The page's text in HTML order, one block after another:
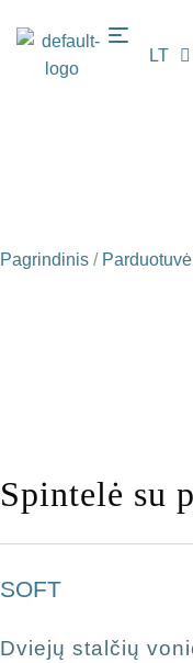
LT
EN
Pagrindinis / Parduotuvė
Spintelė su
SOFT
Dviejų stalčių